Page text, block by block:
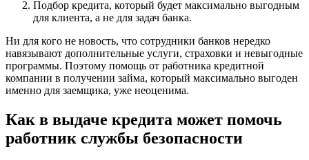
Подбор кредита, который будет максимально выгодным
для клиента, а не для задач банка.
Ни для кого не новость, что сотрудники банков нередко
навязывают дополнительные услуги, страховки и невыгодные
программы. Поэтому помощь от работника кредитной
компании в получении займа, который максимально выгоден
именно для заемщика, уже неоценима.
Как в выдаче кредита может помочь
работник службы безопасности